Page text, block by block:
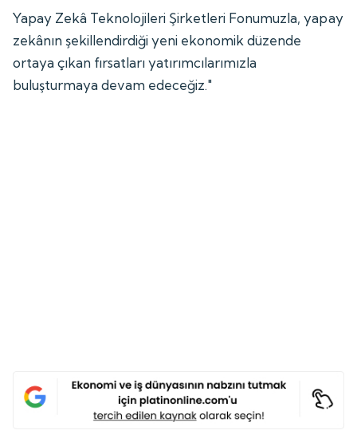
Yapay Zekâ Teknolojileri Şirketleri Fonumuzla, yapay
zekânın şekillendirdiği yeni ekonomik düzende
ortaya çıkan fırsatları yatırımcılarımızla
buluşturmaya devam edeceğiz."